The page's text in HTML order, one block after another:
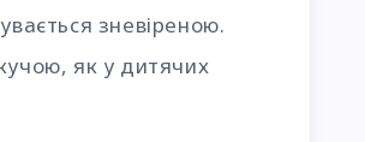
зневіреною.
як у дитячих